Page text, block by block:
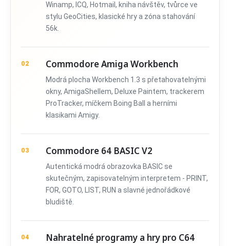
Winamp, ICQ, Hotmail, kniha návštěv, tvůrce ve
stylu GeoCities, klasické hry a zóna stahování
56k.
02 Commodore Amiga Workbench
Modrá plocha Workbench 1.3 s přetahovatelnými
okny, AmigaShellem, Deluxe Paintem, trackerem
ProTracker, míčkem Boing Ball a herními
klasikami Amigy.
03 Commodore 64 BASIC V2
Autentická modrá obrazovka BASIC se
skutečným, zapisovatelným interpretem - PRINT,
FOR, GOTO, LIST, RUN a slavné jednořádkové
bludiště.
04 Nahratelné programy a hry pro C64